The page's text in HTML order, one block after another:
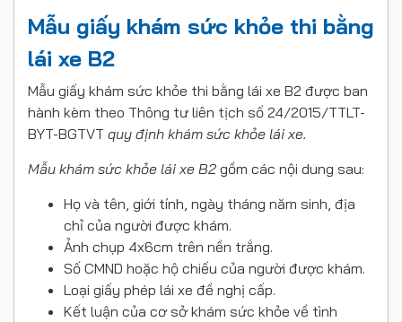
Mẫu giấy khám sức khỏe thi bằng
lái xe B2
Mẫu giấy khám sức khỏe thi bằng lái xe B2 được ban
hành kèm theo Thông tư liên tịch số 24/2015/TTLT-
BYT-BGTVT quy định khám sức khỏe lái xe.
Mẫu khám sức khỏe lái xe B2 gồm các nội dung sau:
Họ và tên, giới tính, ngày tháng năm sinh, địa
chỉ của người được khám.
Ảnh chụp 4x6cm trên nền trắng.
Số CMND hoặc hộ chiếu của người được khám.
Loại giấy phép lái xe đề nghị cấp.
Kết luận của cơ sở khám sức khỏe về tình